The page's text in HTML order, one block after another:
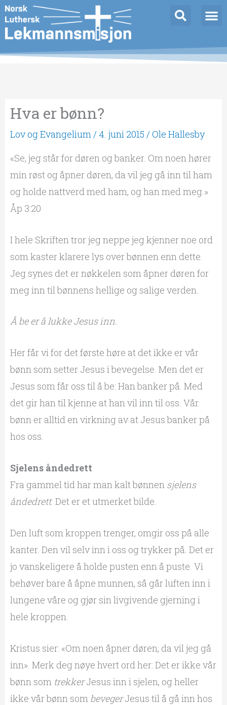
Hopp
rett
til
innholdet
Hva er bønn?
Lov og Evangelium / 4. juni 2015 /Ole Hallesby
«Se, jeg står for døren og banker. Om noen hører
min røst og åpner døren, da vil jeg gå inn til ham
og holde nattverd med ham, og han med meg.»
Åp 3:20
I hele Skriften tror jeg neppe jeg kjenner noe ord
som kaster klarere lys over bønnen enn dette.
Jeg synes det er nøkkelen som åpner døren for
meg inn til bønnens hellige og salige verden.
Å be er å lukke Jesus inn.
Her får vi for det første høre at det ikke er vår
bønn som setter Jesus i bevegelse. Men det er
Jesus som får oss til å be: Han banker på. Med
det gir han til kjenne at han vil inn til oss. Vår
bønn er alltid en virkning av at Jesus banker på
hos oss.
Sjelens åndedrett
Fra gammel tid har man kalt bønnen sjelens
åndedrett. Det er et utmerket bilde.
Den luft som kroppen trenger, omgir oss på alle
kanter. Den vil selv inn i oss og trykker på. Det er
jo vanskeligere å holde pusten enn å puste. Vi
behøver bare å åpne munnen, så går luften inn i
lungene våre og gjør sin livgivende gjerning i
hele kroppen.
Kristus sier: «Om noen åpner døren, da vil jeg gå
inn». Merk deg nøye hvert ord her: Det er ikke vår
bønn som trekkerJesus inn i sjelen, og heller
ikke vår bønn som bevegerJesus til å gå inn hos